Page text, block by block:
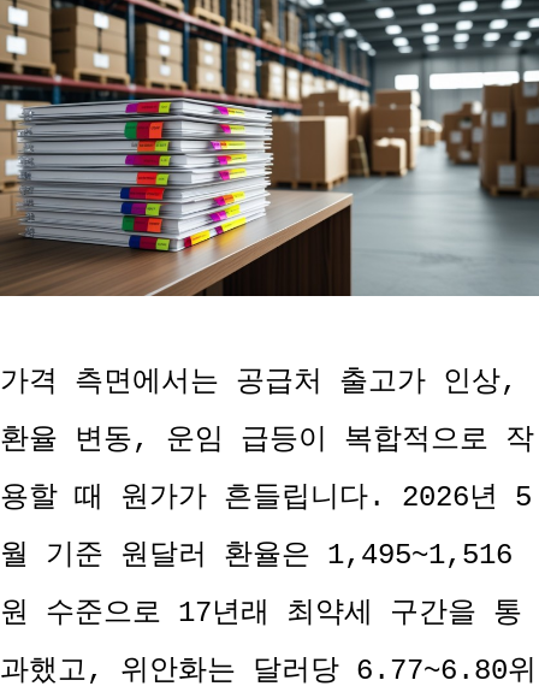
가격 측면에서는 공급처 출고가 인상,
환율 변동, 운임 급등이 복합적으로 작
용할 때 원가가 흔들립니다. 2026년 5
월 기준 원달러 환율은 1,495~1,516
원 수준으로 17년래 최약세 구간을 통
과했고, 위안화는 달러당 6.77~6.80위